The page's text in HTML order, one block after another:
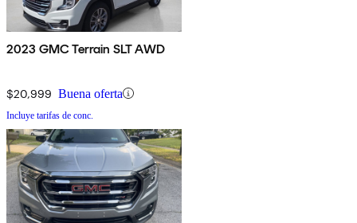
2023 GMC Terrain SLT AWD
$20,999 Buena oferta
Incluye tarifas de conc.